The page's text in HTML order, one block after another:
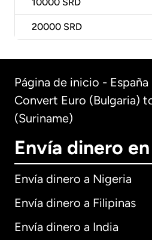
10000 SRD
20000 SRD
Página de inicio - España
Convert Euro (Bulgaria)
(Suriname)
Envía dinero
Envía dinero a Nigeria
Envía dinero a Filipinas
Envía dinero a India